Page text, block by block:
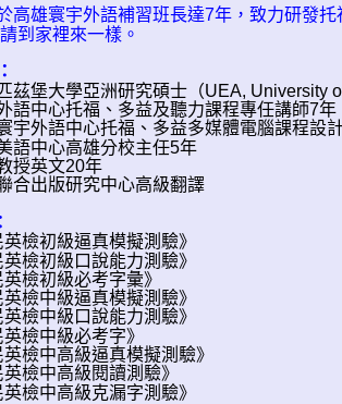
雄寰宇外語補習班長達7年，致力研發托
到家裡來一樣。
堡大學亞洲研究碩士（UEA, University of
中心托福、多益及聽力課程專任講師7年
外語中心托福、多益多媒體電腦課程設
中心高雄分校主任5年
授英文20年
出版研究中心高級翻譯
檢初級逼真模擬測驗》
檢初級口說能力測驗》
檢初級必考字彙》
檢中級逼真模擬測驗》
檢中級口說能力測驗》
檢中級必考字》
檢中高級逼真模擬測驗》
檢中高級閱讀測驗》
檢中高級克漏字測驗》